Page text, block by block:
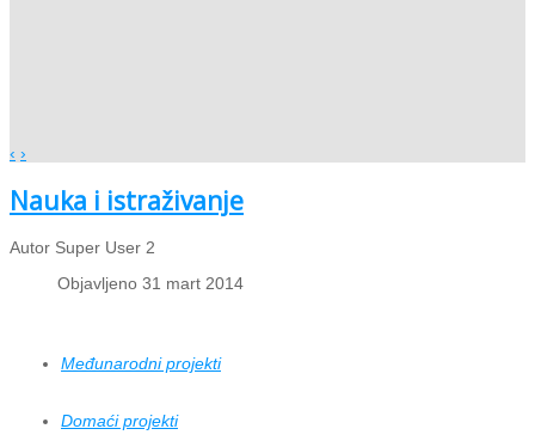
‹ ›
Nauka i istraživanje
Autor Super User 2
Objavljeno 31 mart 2014
Međunarodni projekti
Domaći projekti